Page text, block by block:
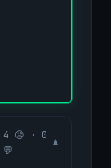
4 😡 · 0
💬
▾